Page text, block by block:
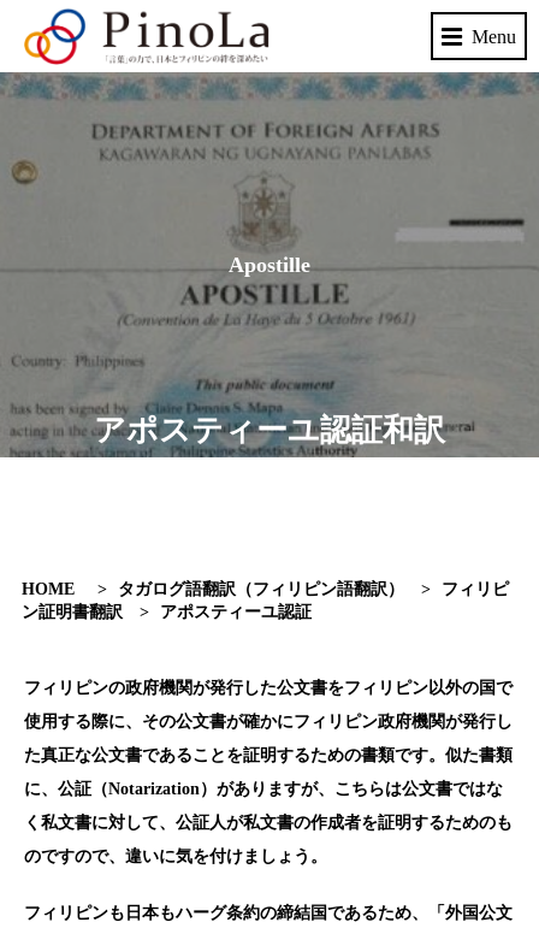
アポスティーユ認証和訳
Apostille
HOME > タガログ語翻訳（フィリピン語翻訳） >
フィリピ
ン証明書翻訳
> アポスティーユ認証
フィリピンの政府機関が発行した公文書をフィリピン以外の国で
使用する際に、その公文書が確かにフィリピン政府機関が発行し
た真正な公文書であることを証明するための書類です。似た書類
に、公証（Notarization）がありますが、こちらは公文書ではな
く私文書に対して、公証人が私文書の作成者を証明するためのも
のですので、違いに気を付けましょう。
フィリピンも日本もハーグ条約の締結国であるため、「外国公文